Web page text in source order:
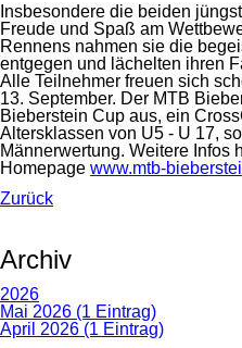
Insbesondere die beiden
Freude und Spaß am
Rennens nahmen sie die
entgegen und lächelten ihren
Alle Teilnehmer freuen sich
13. September. Der MTB
Bieberstein Cup aus, ein
Altersklassen von U5 - U 17,
Männerwertung. Weitere Infos
Homepage www.mtb-
Zurück
Archiv
2026
Mai 2026 (1 Eintrag)
April 2026 (1 Eintrag)